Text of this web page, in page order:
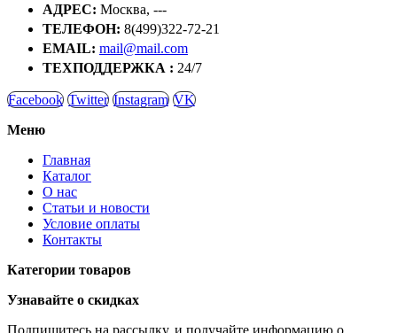
АДРЕС: Москва, ---
ТЕЛЕФОН: 8(499)322-72-21
EMAIL: mail@mail.com
ТЕХПОДДЕРЖКА : 24/7
Facebook Twitter Instagram VK
Меню
Главная
Каталог
О нас
Статьи и новости
Условие оплаты
Контакты
Категории товаров
Узнавайте о скидках
Подпишитесь на рассылку, и получайте информацию о